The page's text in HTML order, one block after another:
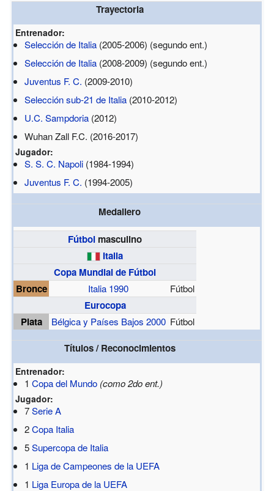
Trayectoria
Entrenador:
Selección de Italia (2005-2006) (segundo ent.)
Selección de Italia (2008-2009) (segundo ent.)
Juventus F. C. (2009-2010)
Selección sub-21 de Italia (2010-2012)
U.C. Sampdoria (2012)
Wuhan Zall F.C. (2016-2017)
Jugador:
S. S. C. Napoli (1984-1994)
Juventus F. C. (1994-2005)
Medallero
Fútbol masculino
Italia
Copa Mundial de Fútbol
Bronce
Italia 1990 Fútbol
Eurocopa
Plata
Bélgica y Países Bajos 2000 Fútbol
Títulos / Reconocimientos
Entrenador:
1Copa del Mundo (como 2do ent.)
Jugador:
7Serie A
2Copa Italia
5Supercopa de Italia
1 Liga de Campeones de la UEFA
1 Liga Europa de la UEFA